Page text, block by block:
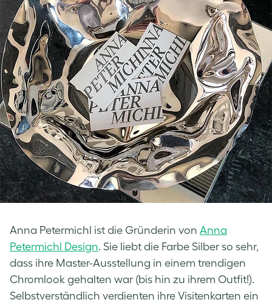
Anna Petermichl ist die Gründerin von Anna
Petermichl Design. Sie liebt die Farbe Silber so sehr,
dass ihre Master-Ausstellung in einem trendigen
Chromlook gehalten war (bis hin zu ihrem Outfit!).
Selbstverständlich verdienten ihre Visitenkarten ein